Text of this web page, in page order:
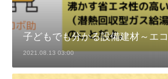
子どもでも分かる設備建材～エ
2021.08.13 03:00